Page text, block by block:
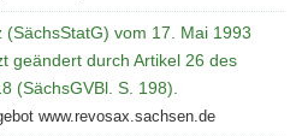
vom 17. Mai 1993
geändert durch Artikel 26 des
(SächsGVBl. S. 198).
www.revosax.sachsen.de